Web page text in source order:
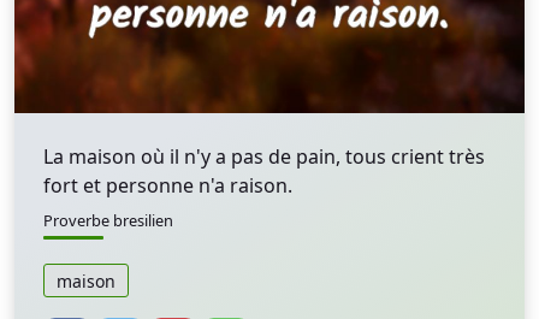
La maison où il n'y a pas de pain, tous crient très
fort et personne n'a raison.
Proverbe bresilien
maison